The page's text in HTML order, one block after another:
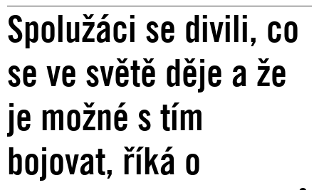
Spolužáci se divili, co
se ve světě děje a že
je možné s tím
bojovat, říká o